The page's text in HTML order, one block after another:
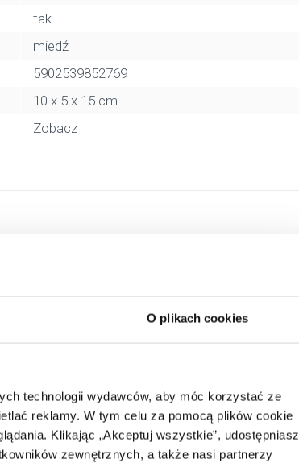
O plikach cookies
technologii wydawców, aby móc korzystać ze
reklamy. W tym celu za pomocą plików cookie
Klikając „Akceptuj wszystkie”, udostępniasz
zewnętrznych, a także nasi partnerzy
tak
miedź
5902539852769
10 x 5 x 15 cm
Zobacz